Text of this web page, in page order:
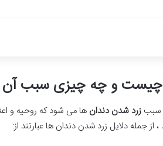
چیست و چه چیزی سبب
سببزرد شدن دندان ها می شود که روحیه و
از جمله دلایل زرد شدن دندان ها عبارتند از: